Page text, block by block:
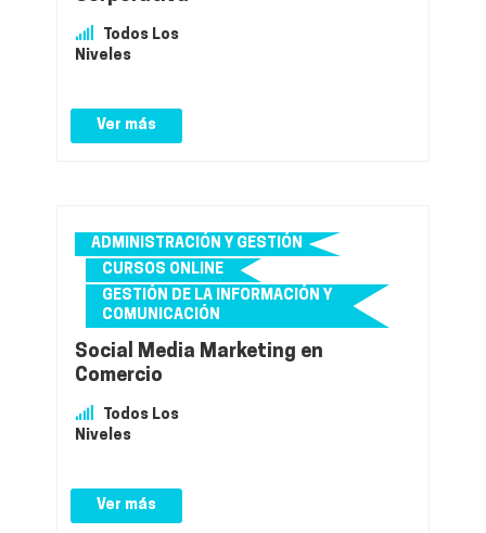
Todos Los
Niveles
Ver más
ADMINISTRACIÓN Y GESTIÓN
CURSOS ONLINE
GESTIÓN DE LA INFORMACIÓN Y
COMUNICACIÓN
Social Media Marketing en
Comercio
Todos Los
Niveles
Ver más